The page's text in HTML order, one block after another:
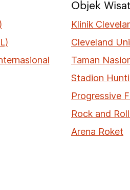
Objek
Klinik
Cleveland
Taman
Stadion
Progressive
Rock and
Arena Roket